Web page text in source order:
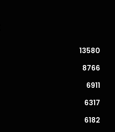
13580
8766
6911
6317
6182